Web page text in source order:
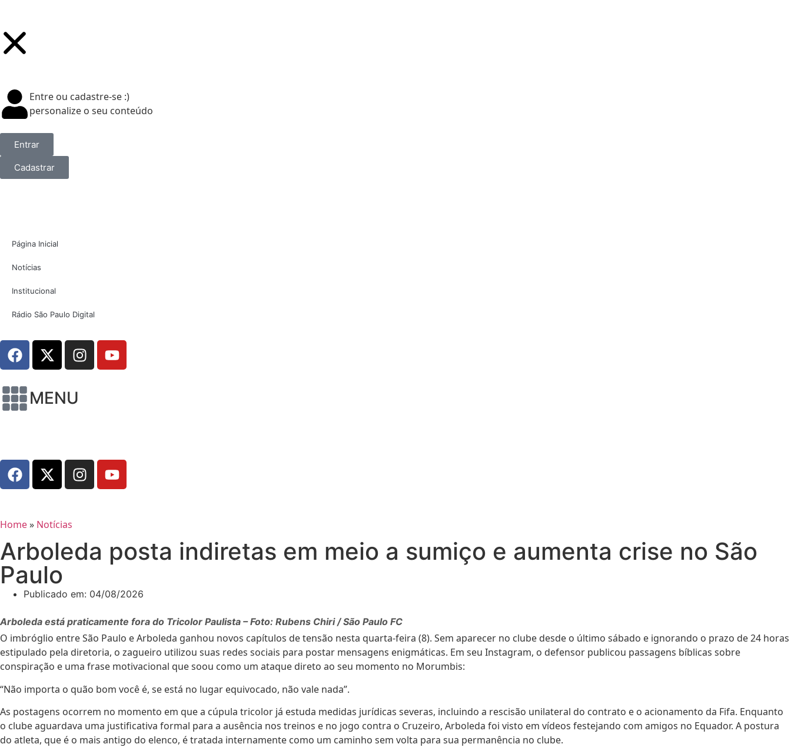
Entre ou cadastre-se :)
personalize o seu conteúdo
Entrar
Cadastrar
Página Inicial
Notícias
Institucional
Rádio São Paulo Digital
MENU
Home» Notícias
Arboleda posta indiretas em meio a sumiço e aumenta crise no São
Paulo
Publicado em: 04/08/2026
Arboleda está praticamente fora do Tricolor Paulista – Foto: Rubens Chiri / São Paulo FC
O imbróglio entre São Paulo e Arboleda ganhou novos capítulos de tensão nesta quarta-feira (8). Sem aparecer no clube desde o último sábado e ignorando o prazo de 24 horas
estipulado pela diretoria, o zagueiro utilizou suas redes sociais para postar mensagens enigmáticas. Em seu Instagram, o defensor publicou passagens bíblicas sobre
conspiração e uma frase motivacional que soou como um ataque direto ao seu momento no Morumbis:
“Não importa o quão bom você é, se está no lugar equivocado, não vale nada”.
As postagens ocorrem no momento em que a cúpula tricolor já estuda medidas jurídicas severas, incluindo a rescisão unilateral do contrato e o acionamento da Fifa. Enquanto
o clube aguardava uma justificativa formal para a ausência nos treinos e no jogo contra o Cruzeiro, Arboleda foi visto em vídeos festejando com amigos no Equador. A postura
do atleta, que é o mais antigo do elenco, é tratada internamente como um caminho sem volta para sua permanência no clube.